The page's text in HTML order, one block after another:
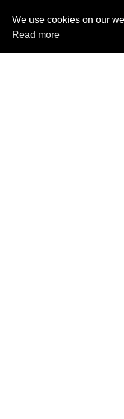
We use cookies on our
Read more